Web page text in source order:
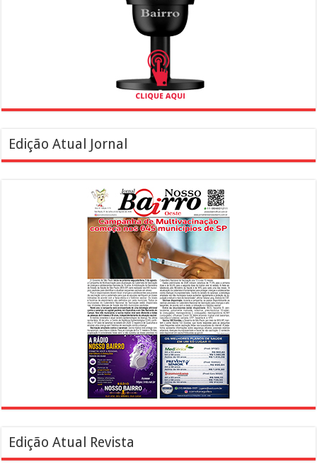
Edição Atual Jornal
Edição Atual Revista